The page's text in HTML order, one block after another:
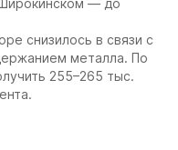
— до
снизилось в связи с
металла. По
255–265 тыс.